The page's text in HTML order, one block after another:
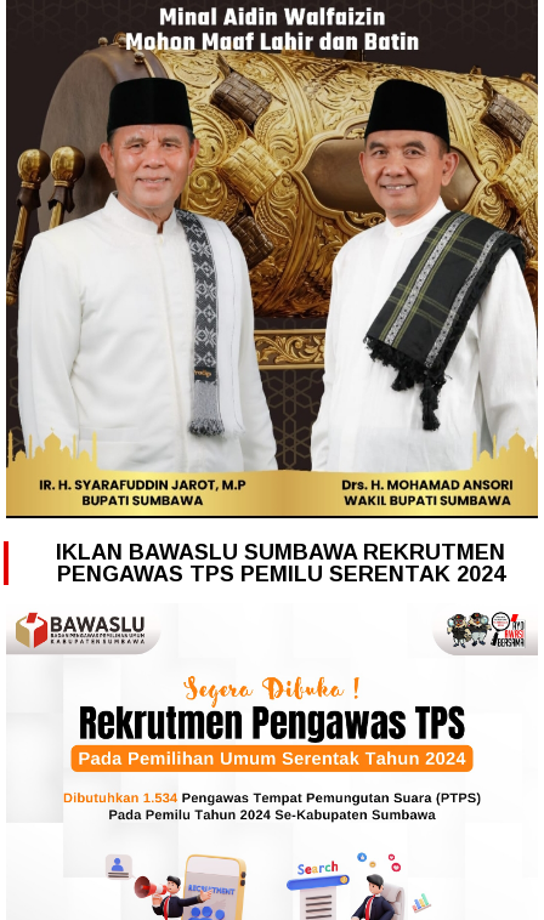
IKLAN BAWASLU SUMBAWA REKRUTMEN
PENGAWAS TPS PEMILU SERENTAK 2024